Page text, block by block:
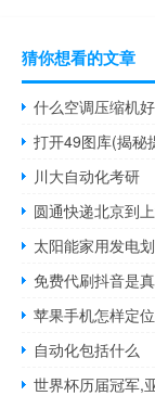
猜你想看的文章
什么空调压缩机好
川大自动化考研
圆通快递北京到
太阳能家用发电
免费代刷抖音是
苹果手机怎样定
自动化包括什么
世界杯历届冠军,